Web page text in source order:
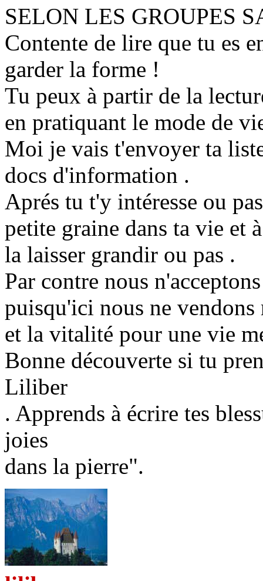
SELON LES GROUPES
Contente de lire que tu es
garder la forme !
Tu peux à partir de la
en pratiquant le mode de
Moi je vais t'envoyer ta
docs d'information .
Aprés tu t'y intéresse ou
petite graine dans ta vie et
la laisser grandir ou pas .
Par contre nous
puisqu'ici nous ne vendons
et la vitalité pour une vie
Bonne découverte si tu
Liliber
. Apprends à écrire tes
joies
dans la pierre".